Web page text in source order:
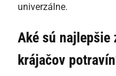
univerzálne.
Aké sú najlepšie
krájačov